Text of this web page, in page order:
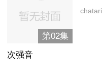
第02集
次强音